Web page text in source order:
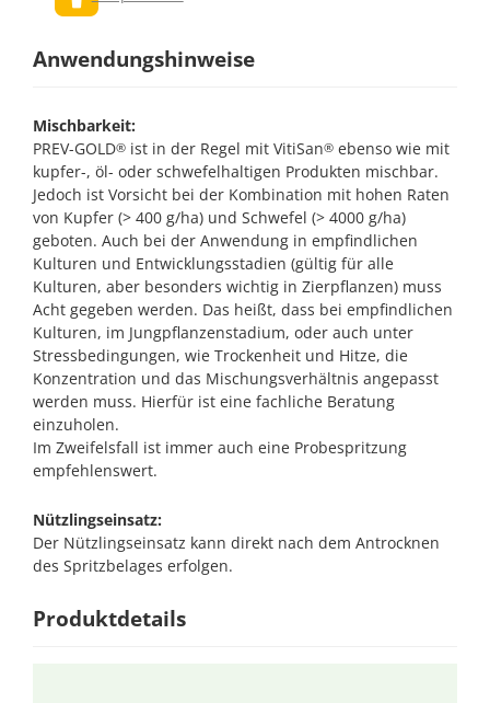
Anwendungshinweise
Mischbarkeit:
PREV-GOLD®ist in der Regel mit VitiSan®ebenso wie mit
kupfer-, öl- oder schwefelhaltigen Produkten mischbar.
Jedoch ist Vorsicht bei der Kombination mit hohen Raten
von Kupfer (> 400 g/ha) und Schwefel (> 4000 g/ha)
geboten. Auch bei der Anwendung in empfindlichen
Kulturen und Entwicklungsstadien (gültig für alle
Kulturen, aber besonders wichtig in Zierpflanzen) muss
Acht gegeben werden. Das heißt, dass bei empfindlichen
Kulturen, im Jungpflanzenstadium, oder auch unter
Stressbedingungen, wie Trockenheit und Hitze, die
Konzentration und das Mischungsverhältnis angepasst
werden muss. Hierfür ist eine fachliche Beratung
einzuholen.
Im Zweifelsfall ist immer auch eine Probespritzung
empfehlenswert.
Nützlingseinsatz:
Der Nützlingseinsatz kann direkt nach dem Antrocknen
des Spritzbelages erfolgen.
Produktdetails